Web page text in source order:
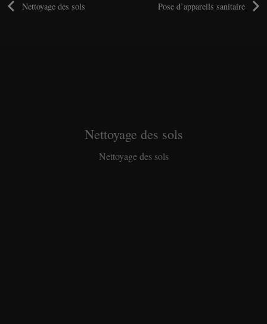
Nettoyage des sols Pose d’appareils sanitaire
Nettoyage des sols
Nettoyage des sols